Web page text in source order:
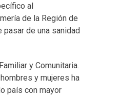
al
de la Región de
de una sanidad
y Comunitaria.
y mujeres ha
país con mayor